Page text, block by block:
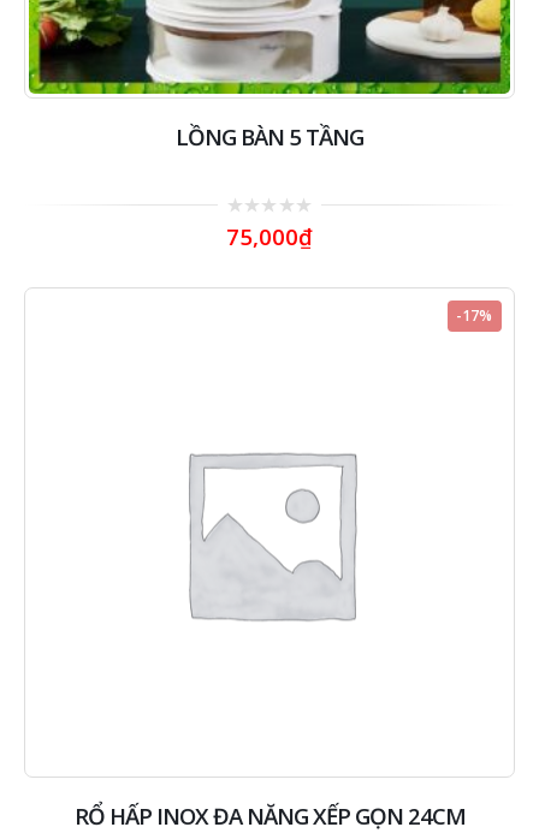
LỒNG BÀN 5 TẦNG
0
out
75,000₫
-17%
RỔ HẤP INOX ĐA NĂNG XẾP GỌN 24CM